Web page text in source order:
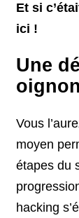
Et si
ici !
Une
Vous
moyen
étapes du
hacking